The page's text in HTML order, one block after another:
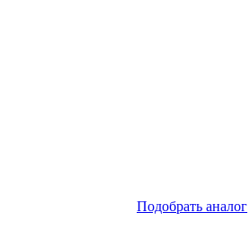
Подобрать аналог